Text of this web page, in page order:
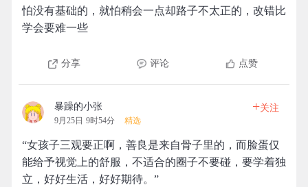
怕没有基础的，就怕稍会一点却路子不太正的，改错比
学会要难一些
分享 评论 点赞
暴躁的小张
9月25日 9时54分 精选
+关注
“女孩子三观要正啊，善良是来自骨子里的，而脸蛋仅
能给予视觉上的舒服，不适合的圈子不要碰，要学着独
立，好好生活，好好期待。”